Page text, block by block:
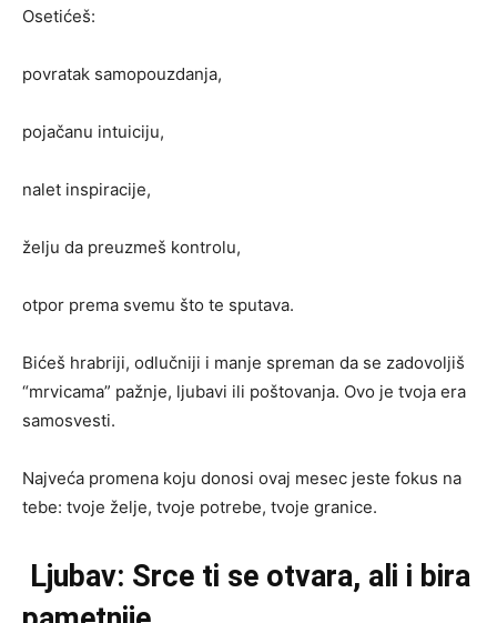
Osetićeš:
povratak samopouzdanja,
pojačanu intuiciju,
nalet inspiracije,
želju da preuzmeš kontrolu,
otpor prema svemu što te sputava.
Bićeš hrabriji, odlučniji i manje spreman da se zadovoljiš
“mrvicama” pažnje, ljubavi ili poštovanja. Ovo je tvoja era
samosvesti.
Najveća promena koju donosi ovaj mesec jeste fokus na
tebe: tvoje želje, tvoje potrebe, tvoje granice.
Ljubav: Srce ti se otvara, ali i bira